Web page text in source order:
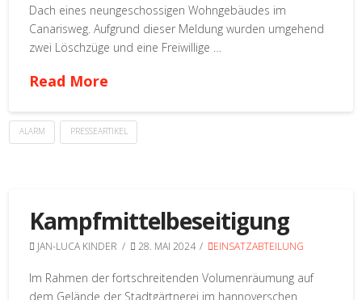
Dach eines neungeschossigen Wohngebäudes im
Canarisweg. Aufgrund dieser Meldung wurden umgehend
zwei Löschzüge und eine Freiwillige …
Read More
ALARM PRESSEARTIKEL
Kampfmittelbeseitigung
JAN-LUCA KINDER 28. MAI 2024 EINSATZABTEILUNG
Im Rahmen der fortschreitenden Volumenräumung auf
dem Gelände der Stadtgärtnerei im hannoverschen